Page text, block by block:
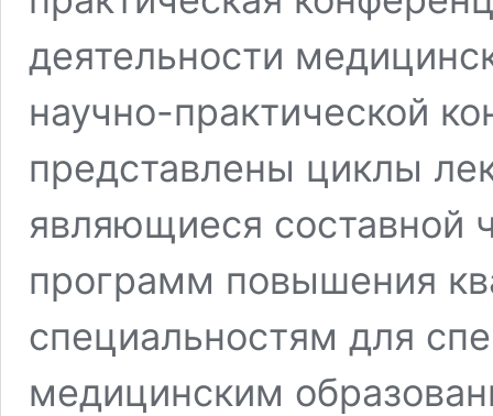
деятельности
научно-практической
представлены циклы
являющиеся составной
программ повышения
специальностям для
медицинским